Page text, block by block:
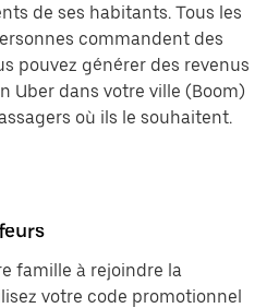
de ses habitants. Tous les
commandent des
pouvez générer des revenus
Uber dans votre ville (Boom)
où ils le souhaitent.
famille à rejoindre la
votre code promotionnel